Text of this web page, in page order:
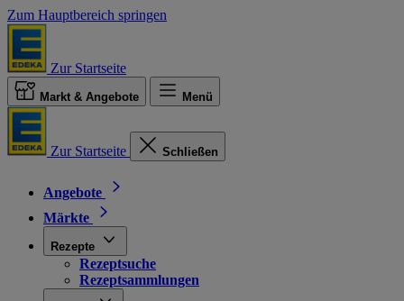
Zum Hauptbereich springen
Zur Startseite
Markt & Angebote Menü
Zur Startseite Schließen
Angebote
Märkte
Rezepte
Rezeptsuche
Rezeptsammlungen